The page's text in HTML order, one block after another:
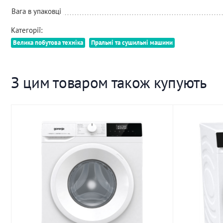
Вага в упаковці
Категорії:
Велика побутова техніка Пральні та сушильні машини
З цим товаром також купують